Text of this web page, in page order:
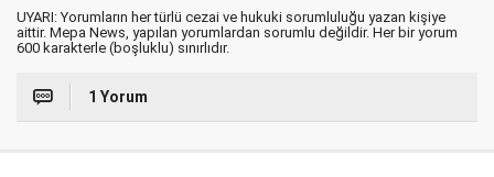
UYARI: Yorumların her türlü cezai ve hukuki sorumluluğu yazan kişiye
aittir. Mepa News, yapılan yorumlardan sorumlu değildir. Her bir yorum
600 karakterle (boşluklu) sınırlıdır.
1 Yorum